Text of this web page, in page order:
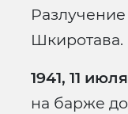
Шкиротава.
1941, 11
на барже